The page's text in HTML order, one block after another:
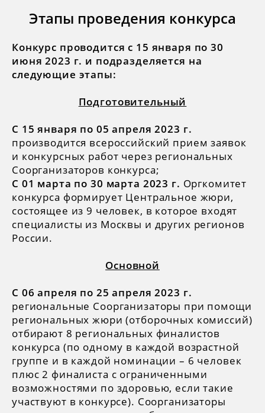
Этапы проведения конкурса
Конкурс проводится с 15 января по 30
июня 2023 г. и подразделяется на
следующие этапы:
Подготовительный
С 15 января по 05 апреля 2023 г.
производится всероссийский прием заявок
и конкурсных работ через региональных
Соорганизаторов конкурса;
С 01 марта по 30 марта 2023 г. Оргкомитет
конкурса формирует Центральное жюри,
состоящее из 9 человек, в которое входят
специалисты из Москвы и других регионов
России.
Основной
С 06 апреля по 25 апреля 2023 г.
региональные Соорганизаторы при помощи
региональных жюри (отборочных комиссий)
отбирают 8 региональных финалистов
конкурса (по одному в каждой возрастной
группе и в каждой номинации – 6 человек
плюс 2 финалиста с ограниченными
возможностями по здоровью, если такие
участвуют в конкурсе). Соорганизаторы